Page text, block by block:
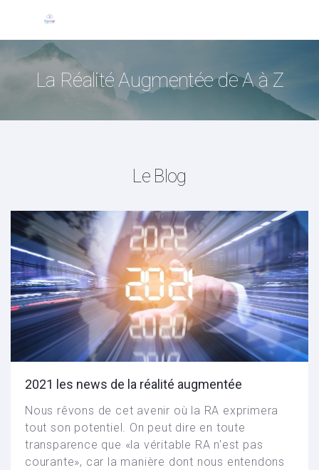
La Réalité Augmentée de A à Z
Le Blog
2021 les news de la réalité augmentée
Nous rêvons de cet avenir où la RA exprimera
tout son potentiel. On peut dire en toute
transparence que «la véritable RA n'est pas
courante», car la manière dont nous entendons